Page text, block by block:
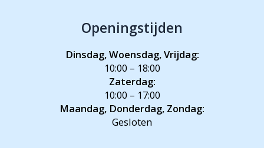
Openingstijden
Dinsdag, Woensdag, Vrijdag:
10:00 – 18:00
Zaterdag:
10:00 – 17:00
Maandag, Donderdag, Zondag:
Gesloten